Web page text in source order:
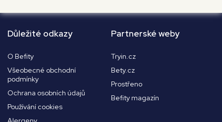
Důležité odkazy
O Befity
Všeobecné obchodní
podmínky
Ochrana osobních údajů
Používání cookies
Partnerské weby
Tryin.cz
Bety.cz
Prostřeno
Befity magazín